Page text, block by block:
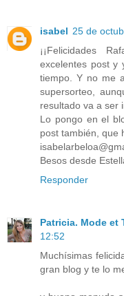
isabel 25 de
¡¡Felicidades
excelentes post y
tiempo. Y no me
supersorteo,
resultado va a ser
Lo pongo en el
post también, que
Besos desde
Responder
Patricia. Mode et
12:52
Muchísimas
gran blog y te lo